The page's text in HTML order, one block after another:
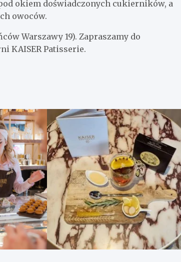
okiem doświadczonych cukierników, a
owoców.
Warszawy 19). Zapraszamy do
KAISER Patisserie.